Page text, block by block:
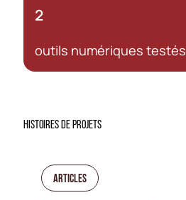
2
outils numériques testés
HISTOIRES DE PROJETS
Articles